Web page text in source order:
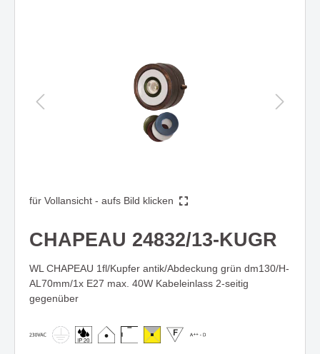
für Vollansicht - aufs Bild klicken
CHAPEAU 24832/13-KUGR
WL CHAPEAU 1fl/Kupfer antik/Abdeckung grün dm130/H-
AL70mm/1x E27 max. 40W Kabeleinlass 2-seitig
gegenüber